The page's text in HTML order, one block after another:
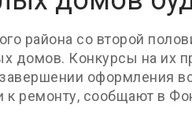
района со второй
домов. Конкурсы на их
оформления
к ремонту, сообщают в